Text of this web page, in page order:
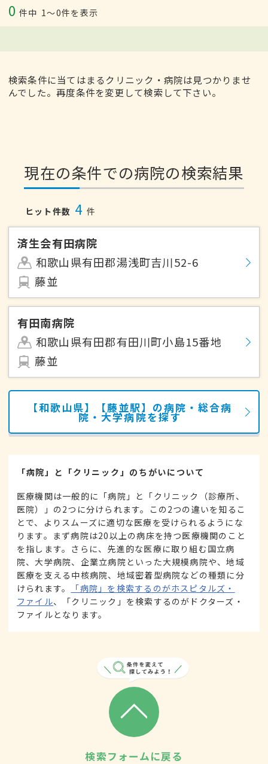
0 件中 1〜0件を表示
検索条件に当てはまるクリニック・病院は見つかりませ
んでした。再度条件を変更して検索して下さい。
現在の条件での病院の検索結果
ヒット件数 4 件
済生会有田病院
和歌山県有田郡湯浅町吉川52-6
藤並
有田南病院
和歌山県有田郡有田川町小島15番地
藤並
【和歌山県】【藤並駅】の病院・総合病
院・大学病院を探す
「病院」と「クリニック」のちがいについて
医療機関は一般的に「病院」と「クリニック（診療所、
医院）」の2つに分けられます。この2つの違いを知るこ
とで、よりスムーズに適切な医療を受けられるようにな
ります。まず病院は20以上の病床を持つ医療機関のこと
を指します。さらに、先進的な医療に取り組む国立病
院、大学病院、企業立病院といった大規模病院や、地域
医療を支える中核病院、地域密着型病院などの種類に分
けられます。
「病院」を検索するのがホスピタルズ・
ファイル、「クリニック」を検索するのがドクターズ・
ファイルとなります。
検索フォームに戻る